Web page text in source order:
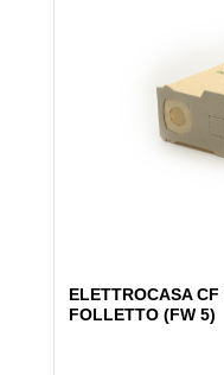
ELETTROCASA
FOLLETTO (FW 5)